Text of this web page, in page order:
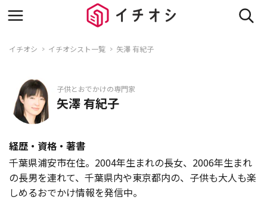
イチオシ イチオシスト一覧 矢澤 有紀子
子供とおでかけの専門家
矢澤 有紀子
経歴・資格・著書
千葉県浦安市在住。2004年生まれの長女、2006年生まれ
の長男を連れて、千葉県内や東京都内の、子供も大人も楽
しめるおでかけ情報を発信中。